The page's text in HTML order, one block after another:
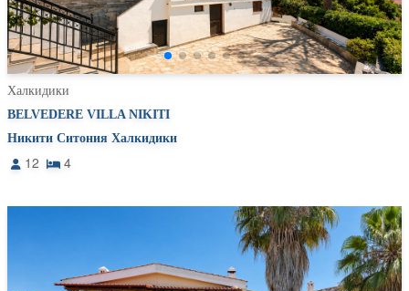
Халкидики
BELVEDERE VILLA NIKITI
Никити Ситония Халкидики
12 4